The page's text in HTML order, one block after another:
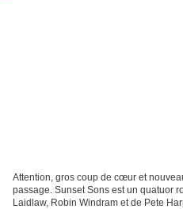
Attention, gros coup de cœur et
passage. Sunset Sons est un quatuor
Laidlaw, Robin Windram et de Pete